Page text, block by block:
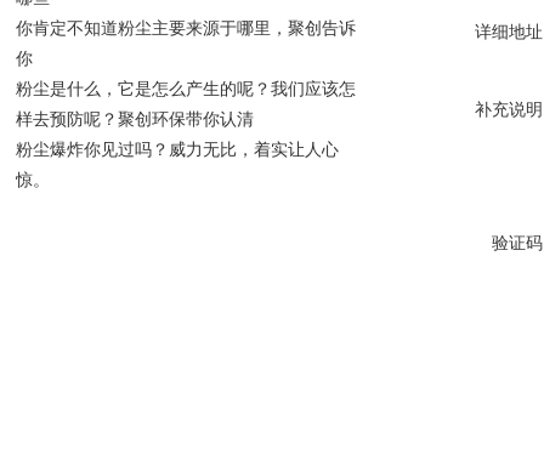
详细地
补充说
验证
你肯定不知道粉尘主要来源于哪里，聚创告诉
你
粉尘是什么，它是怎么产生的呢？我们应该怎
样去预防呢？聚创环保带你认清
粉尘爆炸你见过吗？威力无比，着实让人心
惊。